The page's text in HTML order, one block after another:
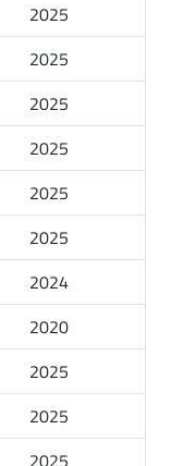
2025
2025
2025
2025
2025
2025
2024
2020
2025
2025
2025